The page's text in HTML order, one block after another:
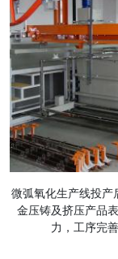
微弧氧化生产线投产
金压铸及挤压产品
力，工序完